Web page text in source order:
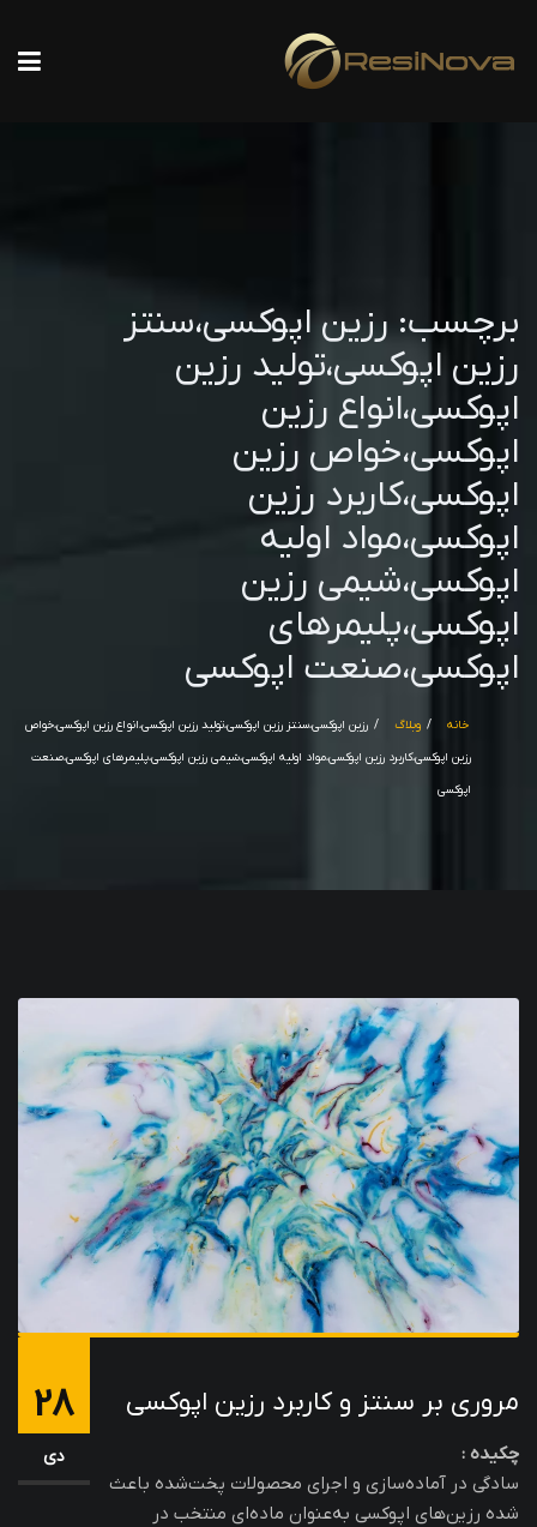
برچسب: رزین اپوکسی،سنتز
رزین اپوکسی،تولید رزین
اپوکسی،انواع رزین
اپوکسی،خواص رزین
اپوکسی،کاربرد رزین
اپوکسی،مواد اولیه
اپوکسی،شیمی رزین
اپوکسی،پلیمرهای
اپوکسی،صنعت اپوکسی
خانه وبلاگ رزین اپوکسی،سنتز رزین اپوکسی،تولید رزین اپوکسی،انواع رزین اپوکسی،خواص
رزین اپوکسی،کاربرد رزین اپوکسی،مواد اولیه اپوکسی،شیمی رزین اپوکسی،پلیمرهای اپوکسی،صنعت
اپوکسی
مروری بر سنتز و کاربرد رزین‌ اپوکسی
چکیده :
سادگی در آماده‌سازی و اجرای محصولات پخت‌شده باعث
شده رزین‌های اپوکسی به‌عنوان ماده‌ای منتخب در
28
دی